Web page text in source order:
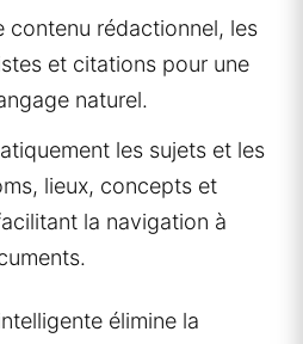
contenu rédactionnel, les
et citations pour une
naturel.
les sujets et les
lieux, concepts et
la navigation à
élimine la